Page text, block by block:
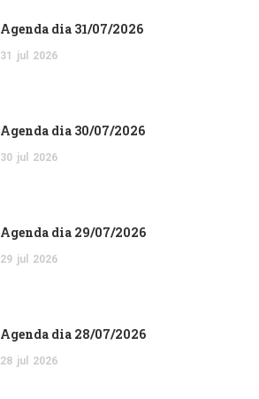
Agenda dia 31/07/2026
31 jul 2026
Agenda dia 30/07/2026
30 jul 2026
Agenda dia 29/07/2026
29 jul 2026
Agenda dia 28/07/2026
28 jul 2026